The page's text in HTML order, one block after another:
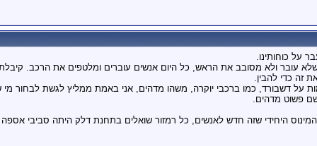
על כוחותינו.
עובר ולא מסובב את הראש, כל היום אנשים עוברים ומלטפים את הרכב.
זה כדי להבין.
על דשבורד, כמו ברכבי יוקרה, משהו מדהים, אני באמת ממליץ לגשת לבחור מי
פשוט מדהים.
היחידי שזה חדש לאנשים, כל רמזור שואלים בתחנת דלק היתה סביבי